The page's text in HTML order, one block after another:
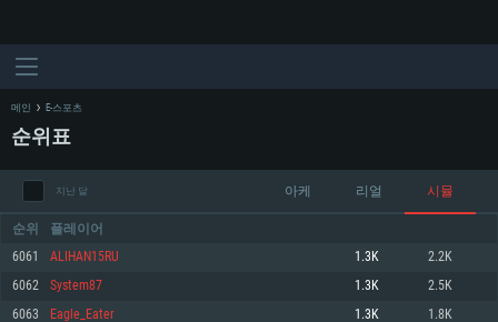
메인 E-스포츠
순위표
지난 달 아케 리얼 시뮬
순위 플레이어
6061 ALIHAN15RU 1.3K 2.2K
6062 System87 1.3K 2.5K
6063 Eagle_Eater 1.3K 1.8K